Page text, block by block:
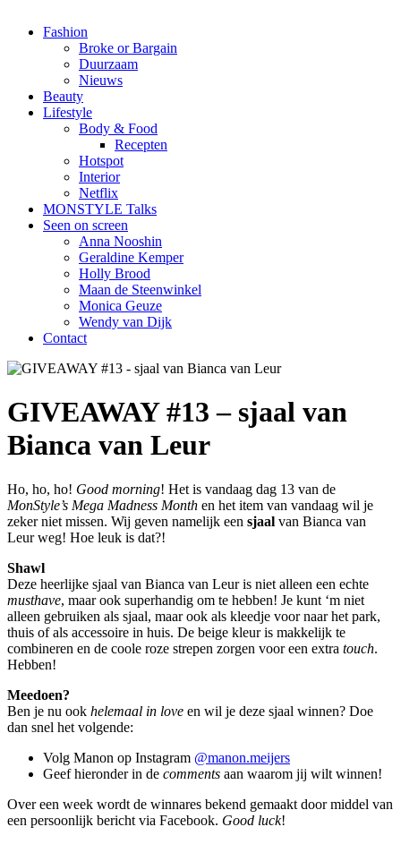
Fashion
Broke or Bargain
Duurzaam
Nieuws
Beauty
Lifestyle
Body & Food
Recepten
Hotspot
Interior
Netflix
MONSTYLE Talks
Seen on screen
Anna Nooshin
Geraldine Kemper
Holly Brood
Maan de Steenwinkel
Monica Geuze
Wendy van Dijk
Contact
GIVEAWAY #13 – sjaal van
Bianca van Leur
Ho, ho, ho! Good morning! Het is vandaag dag 13 van de
MonStyle’s Mega Madness Month en het item van vandaag wil je
zeker niet missen. Wij geven namelijk een sjaal van Bianca van
Leur weg! Hoe leuk is dat?!
Shawl
Deze heerlijke sjaal van Bianca van Leur is niet alleen een echte
musthave, maar ook superhandig om te hebben! Je kunt ‘m niet
alleen gebruiken als sjaal, maar ook als kleedje voor naar het park,
thuis of als accessoire in huis. De beige kleur is makkelijk te
combineren en de coole roze strepen zorgen voor een extra touch.
Hebben!
Meedoen?
Ben je nu ook helemaal in love en wil je deze sjaal winnen? Doe
dan snel het volgende:
Volg Manon op Instagram @manon.meijers
Geef hieronder in de comments aan waarom jij wilt winnen!
Over een week wordt de winnares bekend gemaakt door middel van
een persoonlijk bericht via Facebook. Good luck!